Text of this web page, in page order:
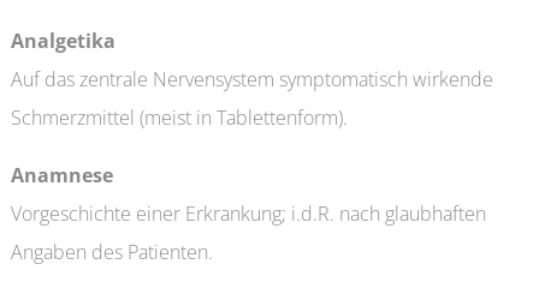
Analgetika
Auf das zentrale Nervensystem symptomatisch wirkende
Schmerzmittel (meist in Tablettenform).
Anamnese
Vorgeschichte einer Erkrankung; i.d.R. nach glaubhaften
Angaben des Patienten.